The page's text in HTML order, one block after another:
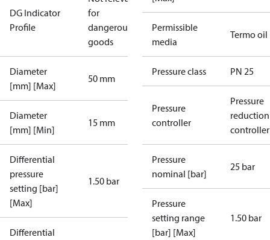
DG Indicator
Profile
for
dangerous
goods
Diameter
[mm] [Max]
50 mm
Diameter
[mm] [Min]
15 mm
Differential
pressure
setting [bar]
[Max]
1.50 bar
Differential
Permissible
media
Termo oil
Pressure class PN 25
Pressure
controller
Pressure
reduction
controller
Pressure
nominal [bar]
25 bar
Pressure
setting range
[bar] [Max]
1.50 bar